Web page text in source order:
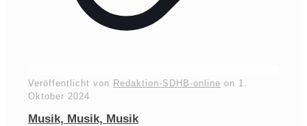
Veröffentlicht von Redaktion-SDHB-online on 1.
Oktober 2024
Musik, Musik, Musik